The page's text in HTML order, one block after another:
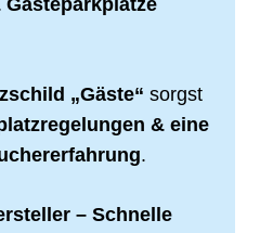
„Gäste“ sorgst
& eine
.
– Schnelle